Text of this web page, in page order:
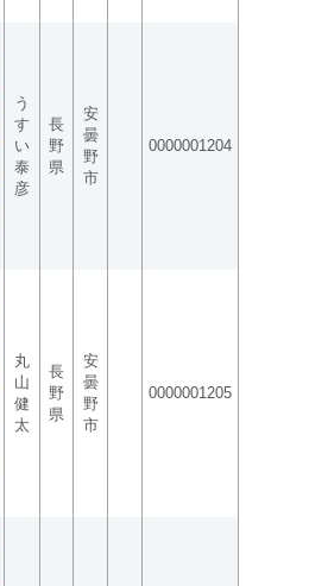
う
す
い
泰
彦
長
野
県
安
曇
野
市
0000001204
丸
山
健
太
長
野
県
安
曇
野
市
0000001205